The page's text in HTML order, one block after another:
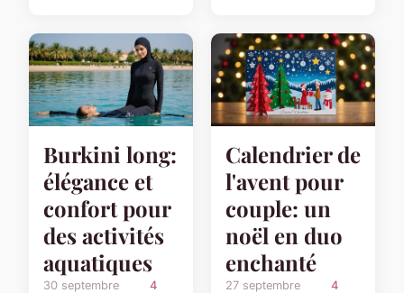
Burkini long:
élégance et
confort pour
des activités
aquatiques
30 septembre
4
Calendrier de
l'avent pour
couple: un
noël en duo
enchanté
27 septembre
4